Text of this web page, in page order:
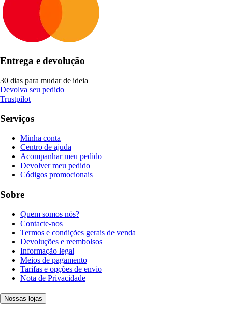
Entrega e devolução
30 dias para mudar de ideia
Devolva seu pedido
Trustpilot
Serviços
Minha conta
Centro de ajuda
Acompanhar meu pedido
Devolver meu pedido
Códigos promocionais
Sobre
Quem somos nós?
Contacte-nos
Termos e condições gerais de venda
Devoluções e reembolsos
Informação legal
Meios de pagamento
Tarifas e opções de envio
Nota de Privacidade
Nossas lojas